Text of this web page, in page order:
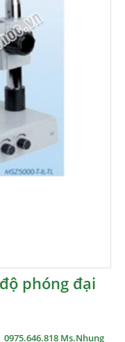
phóng đại
0975.646.818 Ms.Nhung